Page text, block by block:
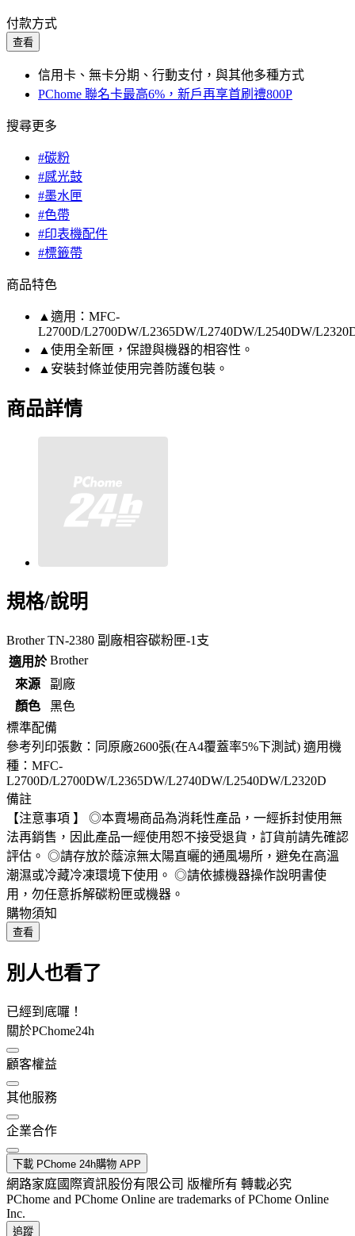
付款方式
查看
信用卡、無卡分期、行動支付，與其他多種方式
PChome 聯名卡最高6%，新戶再享首刷禮800P
搜尋更多
#碳粉
#感光鼓
#墨水匣
#色帶
#印表機配件
#標籤帶
商品特色
▲適用：MFC-
L2700D/L2700DW/L2365DW/L2740DW/L2540DW/
▲使用全新匣，保證與機器的相容性。
▲安裝封條並使用完善防護包裝。
商品詳情
規格/說明
Brother TN-2380 副廠相容碳粉匣-1支
適用於 Brother
來源
副廠
顏色
黑色
標準配備
參考列印張數：同原廠2600張(在A4覆蓋率5%下測試) 適用機
種：MFC-
L2700D/L2700DW/L2365DW/L2740DW/L2540DW/L2320D
備註
【注意事項 】 ◎本賣場商品為消耗性產品，一經拆封使用無
法再銷售，因此產品一經使用恕不接受退貨，訂貨前請先確認
評估。 ◎請存放於蔭涼無太陽直曬的通風場所，避免在高溫
潮濕或冷藏冷凍環境下使用。 ◎請依據機器操作說明書使
用，勿任意拆解碳粉匣或機器。
購物須知
查看
別人也看了
已經到底囉！
關於PChome24h
顧客權益
其他服務
企業合作
下載 PChome 24h購物 APP
網路家庭國際資訊股份有限公司 版權所有 轉載必究
PChome and PChome Online are trademarks of PChome Online
Inc.
追蹤